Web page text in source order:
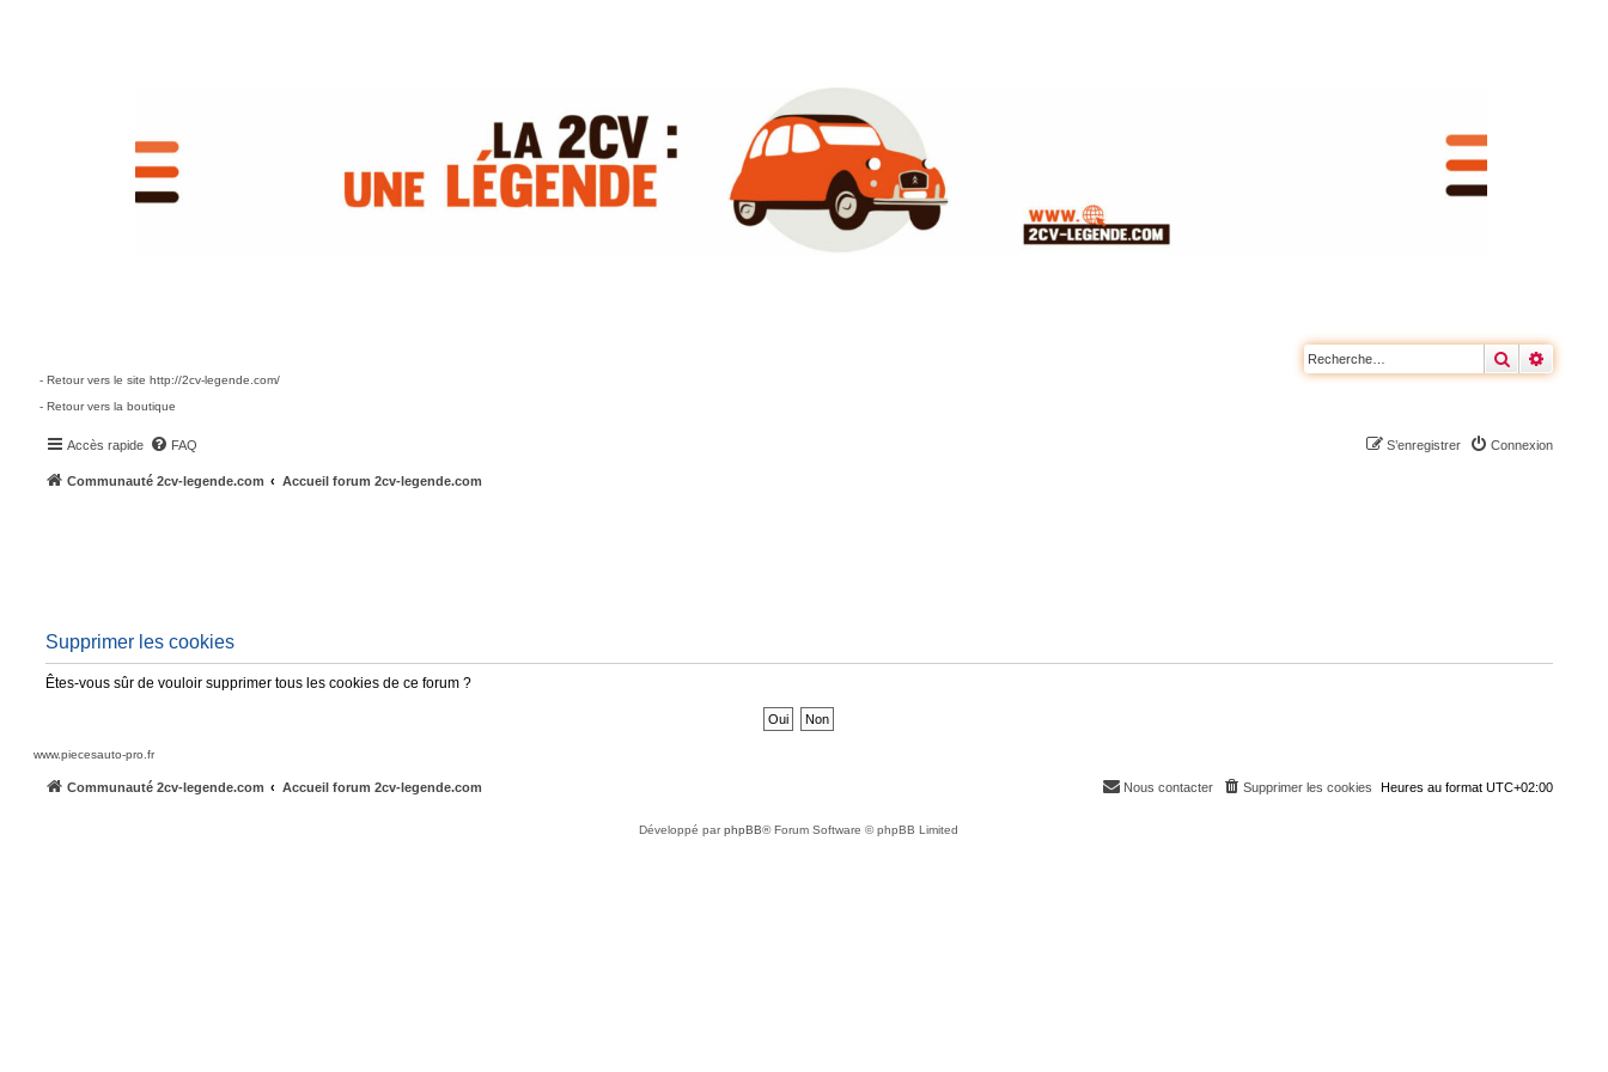
Rechercher
- Retour vers le site http://2cv-legende.com/
- Retour vers la boutique
Accès rapide FAQ Connexion
S’enregistrer
Communauté 2cv-legende.com Accueil forum 2cv-legende.com
Supprimer les cookies
Êtes-vous sûr de vouloir supprimer tous les cookies de ce forum ?
www.piecesauto-pro.fr
Communauté 2cv-legende.com Accueil forum 2cv-legende.com Heures au formatUTC+02:00
Supprimer les cookies
Nous contacter
Développé parphpBB® Forum Software © phpBB Limited